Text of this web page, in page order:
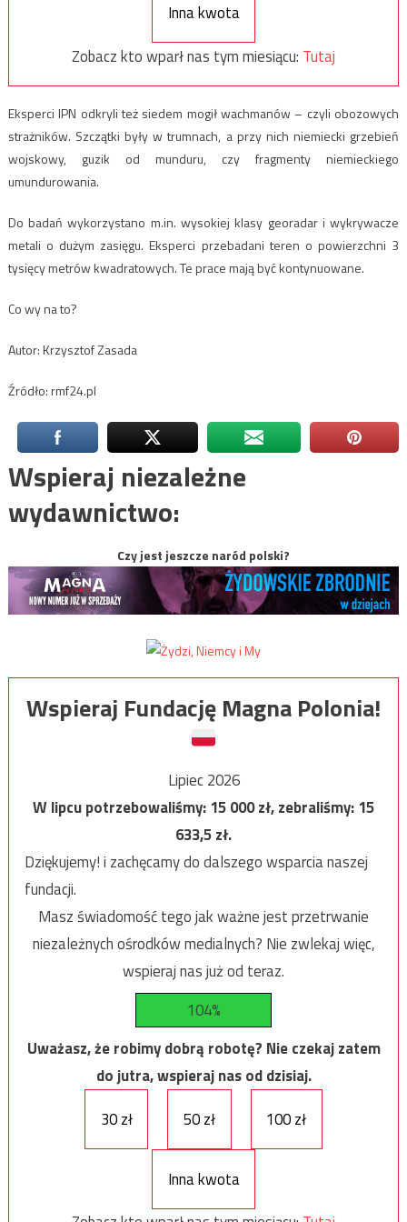
Inna kwota
Zobacz kto wparł nas tym miesiącu: Tutaj
Eksperci IPN odkryli też siedem mogił wachmanów – czyli obozowych
strażników. Szczątki były w trumnach, a przy nich niemiecki grzebień
wojskowy, guzik od munduru, czy fragmenty niemieckiego
umundurowania.
Do badań wykorzystano m.in. wysokiej klasy georadar i wykrywacze
metali o dużym zasięgu. Eksperci przebadani teren o powierzchni 3
tysięcy metrów kwadratowych. Te prace mają być kontynuowane.
Co wy na to?
Autor: Krzysztof Zasada
Źródło: rmf24.pl
Wspieraj niezależne
wydawnictwo:
Czy jest jeszcze naród polski?
Wspieraj Fundację Magna Polonia!
Lipiec 2026
W lipcu potrzebowaliśmy:15 000zł, zebraliśmy:15
633,5zł.
Dziękujemy! i zachęcamy do dalszego wsparcia naszej
fundacji.
Masz świadomość tego jak ważne jest przetrwanie
niezależnych ośrodków medialnych? Nie zwlekaj więc,
wspieraj nas już od teraz.
104%
Uważasz, że robimy dobrą robotę? Nie czekaj zatem
do jutra, wspieraj nas od dzisiaj.
30 zł
50 zł 100 zł
Inna kwota